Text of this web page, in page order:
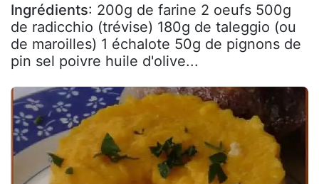
Ingrédients: 200g de farine 2 oeufs 500g
de radicchio (trévise) 180g de taleggio (ou
de maroilles) 1 échalote 50g de pignons de
pin sel poivre huile d'olive...